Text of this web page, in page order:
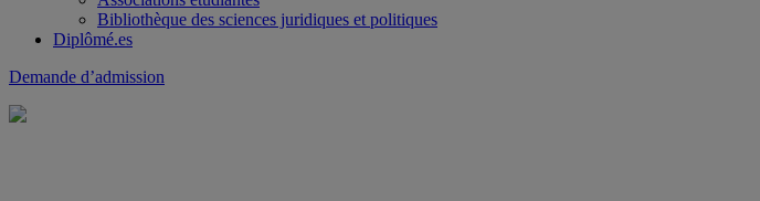
Bibliothèque des sciences juridiques et politiques
Diplômé.es
Demande d’admission